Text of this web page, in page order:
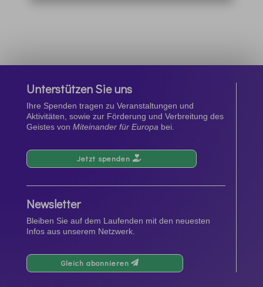
Unterstützen Sie uns
Ihre Spenden tragen zu Veranstaltungen und
Aktivitäten, sowie zur Förderung und Verbreitung des
Geistes von Miteinander für Europa bei.
Jetzt spenden
Newsletter
Bleiben Sie auf dem Laufenden mit den neuesten
Infos aus unserem Netzwerk.
Gleich abonnieren